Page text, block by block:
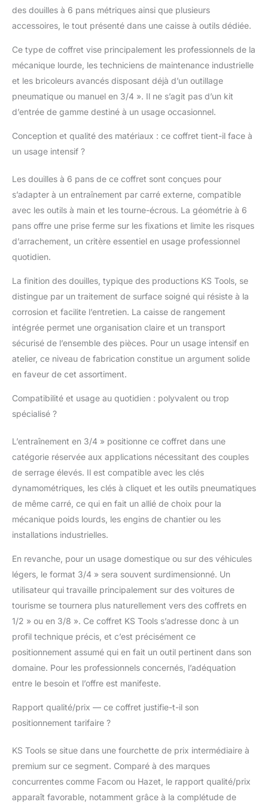
Flank Traction et de la
fonction de desserrage
SUPERIEURE : La
gamme CHROMEplus
fabriqué en Chrome
Vanadium avec finition
chromée satinée
résistante ; cette
robuste, durable et
engageons à vous
satisfaire à 100 % et
notre service client fera
de son mieux pour
vous offrir la meilleure
expérience d'achat
des douilles à 6 pans métriques ainsi que plusieurs
accessoires, le tout présenté dans une caisse à outils dédiée.
Ce type de coffret vise principalement les professionnels de la
mécanique lourde, les techniciens de maintenance industrielle
et les bricoleurs avancés disposant déjà d’un outillage
pneumatique ou manuel en 3/4 ». Il ne s’agit pas d’un kit
d’entrée de gamme destiné à un usage occasionnel.
Conception et qualité des matériaux : ce coffret tient-il face à
un usage intensif ?
Les douilles à 6 pans de ce coffret sont conçues pour
s’adapter à un entraînement par carré externe, compatible
avec les outils à main et les tourne-écrous. La géométrie à 6
pans offre une prise ferme sur les fixations et limite les risques
d’arrachement, un critère essentiel en usage professionnel
quotidien.
La finition des douilles, typique des productions KS Tools, se
distingue par un traitement de surface soigné qui résiste à la
corrosion et facilite l’entretien. La caisse de rangement
intégrée permet une organisation claire et un transport
sécurisé de l’ensemble des pièces. Pour un usage intensif en
atelier, ce niveau de fabrication constitue un argument solide
en faveur de cet assortiment.
Compatibilité et usage au quotidien : polyvalent ou trop
spécialisé ?
L’entraînement en 3/4 » positionne ce coffret dans une
catégorie réservée aux applications nécessitant des couples
de serrage élevés. Il est compatible avec les clés
dynamométriques, les clés à cliquet et les outils pneumatiques
de même carré, ce qui en fait un allié de choix pour la
mécanique poids lourds, les engins de chantier ou les
installations industrielles.
En revanche, pour un usage domestique ou sur des véhicules
légers, le format 3/4 » sera souvent surdimensionné. Un
utilisateur qui travaille principalement sur des voitures de
tourisme se tournera plus naturellement vers des coffrets en
1/2 » ou en 3/8 ». Ce coffret KS Tools s’adresse donc à un
profil technique précis, et c’est précisément ce
positionnement assumé qui en fait un outil pertinent dans son
domaine. Pour les professionnels concernés, l’adéquation
entre le besoin et l’offre est manifeste.
Rapport qualité/prix — ce coffret justifie-t-il son
positionnement tarifaire ?
KS Tools se situe dans une fourchette de prix intermédiaire à
premium sur ce segment. Comparé à des marques
concurrentes comme Facom ou Hazet, le rapport qualité/prix
apparaît favorable, notamment grâce à la complétude de